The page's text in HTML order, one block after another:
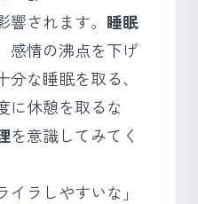
されます。 睡眠
感情の沸点を下げ
な睡眠を取る、
に休憩を取るな
を意識してみてく
イラしやすいな」